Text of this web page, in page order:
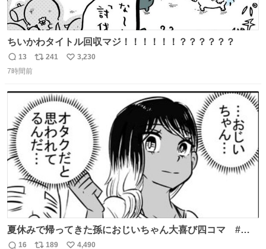
ちいかわタイトル回収マジ！！！！！！？？？？？？
返
信
13
リ
ト
数
241
い
数
3,230
7時間前
夏休みで帰ってきた孫におじいちゃん大喜び四コマ #四
コマ漫画 #Web漫画 #漫画が読めるハッシュタグ
16 189 4,490